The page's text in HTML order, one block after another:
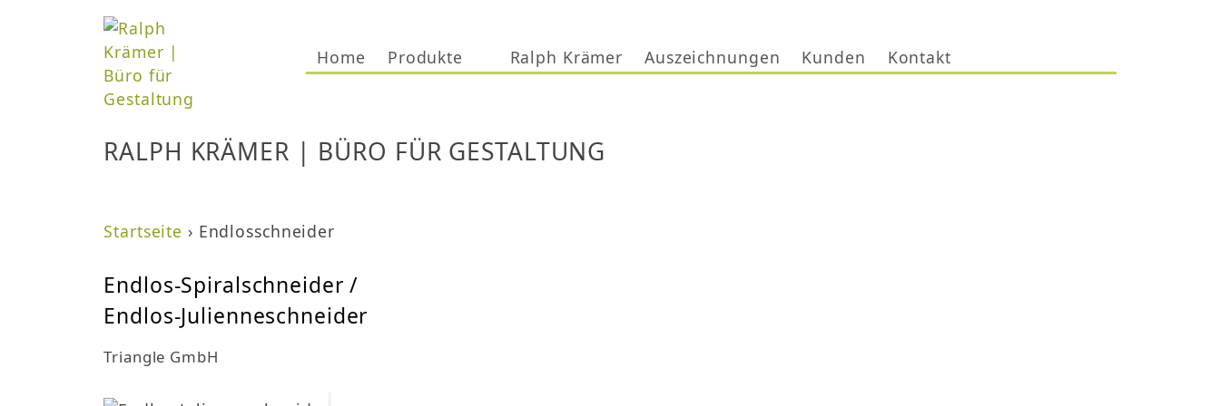
Home Produkte Ralph Krämer Auszeichnungen Kunden Kontakt
RALPH KRÄMER | BÜRO FÜR GESTALTUNG
i
Startseite › Endlosschneider
Endlos-Spiralschneider /
Endlos-Julienneschneider
Triangle GmbH